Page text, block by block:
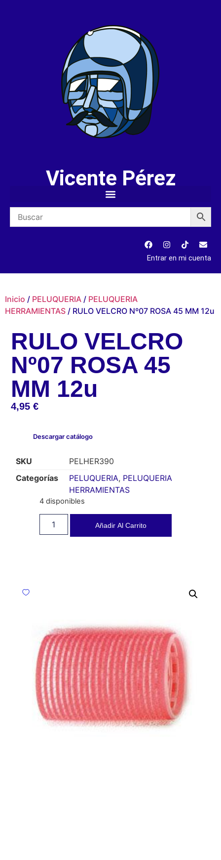
Vicente Pérez
Entrar en mi cuenta
Inicio / PELUQUERIA / PELUQUERIA
HERRAMIENTAS / RULO VELCRO Nº07 ROSA 45 MM 12u
RULO VELCRO
Nº07 ROSA 45
MM 12u
4,95€
Descargar catálogo
SKU
PELHER390
Categorías
PELUQUERIA, PELUQUERIA
HERRAMIENTAS
4 disponibles
Añadir Al Carrito